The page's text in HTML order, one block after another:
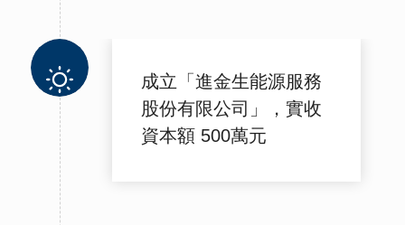
成立「進金生能源服務
股份有限公司」，實收
資本額 500萬元